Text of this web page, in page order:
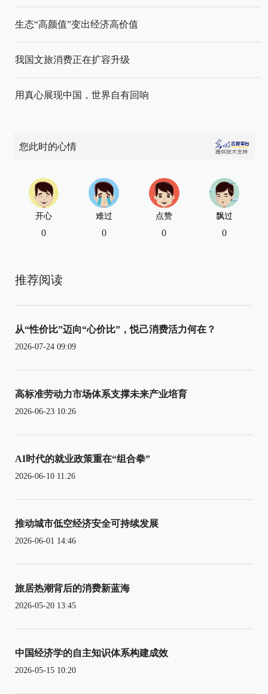
生态“高颜值”变出经济高价值
我国文旅消费正在扩容升级
用真心展现中国，世界自有回响
您此时的心情
开心
0
难过
0
点赞
0
飘过
0
推荐阅读
从“性价比”迈向“心价比”，悦己消费活力何在？
2026-07-24 09:09
高标准劳动力市场体系支撑未来产业培育
2026-06-23 10:26
AI时代的就业政策重在“组合拳”
2026-06-10 11:26
推动城市低空经济安全可持续发展
2026-06-01 14:46
旅居热潮背后的消费新蓝海
2026-05-20 13:45
中国经济学的自主知识体系构建成效
2026-05-15 10:20